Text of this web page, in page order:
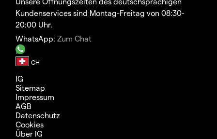
Kundenservices sind Montag-Freitag von 08:30-
20:00 Uhr.
WhatsApp: Zum Chat
IG
Sitemap
Impressum
AGB
Datenschutz
Cookies
Über IG